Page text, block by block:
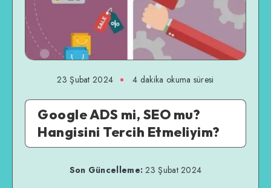
23 Şubat 2024 4 dakika okuma süresi
Google ADS mi, SEO mu?
Hangisini Tercih Etmeliyim?
Son Güncelleme: 23 Şubat 2024